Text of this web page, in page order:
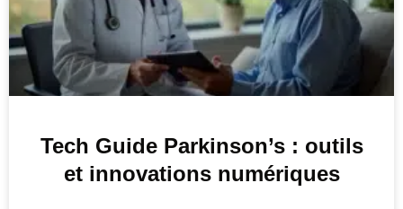
Tech Guide Parkinson’s : outils
et innovations numériques